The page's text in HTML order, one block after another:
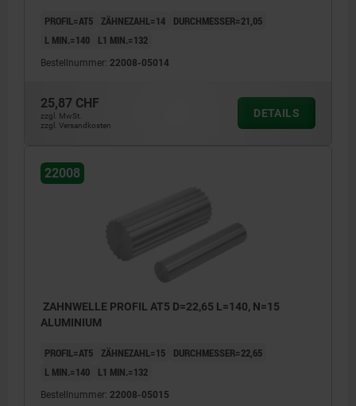
PROFIL=AT5 ZÄHNEZAHL=14
DURCHMESSER=21,05
L MIN.=140
L1 MIN.=132
Bestellnummer: 22008-05014
25,87 CHF
zzgl. MwSt.
zzgl. Versandkosten
DETAILS
22008
ZAHNWELLE PROFIL AT5 D=22,65 L=140, N=15
ALUMINIUM
PROFIL=AT5 ZÄHNEZAHL=15
DURCHMESSER=22,65
L MIN.=140
L1 MIN.=132
Bestellnummer: 22008-05015